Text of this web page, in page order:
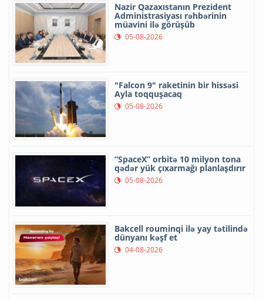
Nazir Qazaxıstanın Prezident
Administrasiyası rəhbərinin
müavini ilə görüşüb
05-08-2026
"Falcon 9" raketinin bir hissəsi
Ayla toqquşacaq
05-08-2026
“SpaceX” orbitə 10 milyon tona
qədər yük çıxarmağı planlaşdırır
05-08-2026
Bakcell rouminqi ilə yay tətilində
dünyanı kəşf et
04-08-2026